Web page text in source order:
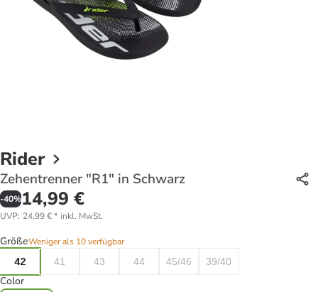
Rider
Zehentrenner "R1" in Schwarz
-40%14,99 €
UVP: 24,99 €* inkl. MwSt.
GrößeWeniger als 10 verfügbar
42
41 43 44 45/46 39/40
Color